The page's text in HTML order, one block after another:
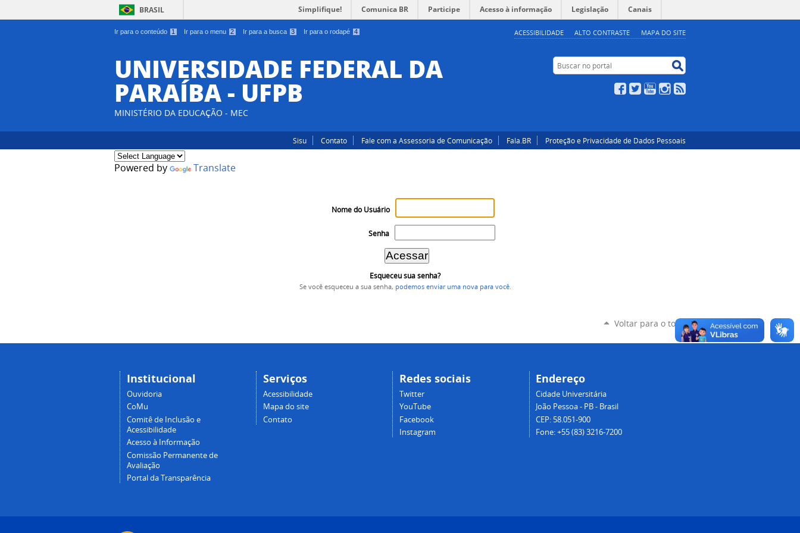
Ir para o conteúdo 1 Ir para o menu 2 Ir para a busca 3 Ir para o rodapé 4 ACESSIBILIDADE ALTO CONTRASTE MAPA DO SITE
BRASIL Simplifique! Comunica BR Participe Acesso à informação Legislação Canais
UNIVERSIDADE FEDERAL DA
PARAÍBA - UFPB
MINISTÉRIO DA EDUCAÇÃO - MEC
Buscar no portal
Facebook
TwitterYouTubeInstagram
Sisu Contato Fale com a Assessoria de Comunicação Fala.BR Proteção e Privacidade de Dados Pessoais
Powered by Translate
Nome do Usuário
Senha
Esqueceu sua senha?
Se você esqueceu a sua senha, podemos enviar uma nova para você.
Voltar para o topo
Institucional
Ouvidoria
CoMu
Comitê de Inclusão e
Acessibilidade
Acesso à Informação
Comissão Permanente de
Avaliação
Portal da Transparência
Serviços
Acessibilidade
Mapa do site
Contato
Redes sociais
Twitter
YouTube
Facebook
Instagram
Endereço
Cidade Universitária
João Pessoa - PB - Brasil
CEP: 58.051-900
Fone: +55 (83) 3216-7200